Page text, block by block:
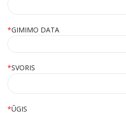
*GIMIMO DATA
*SVORIS
*ŪGIS